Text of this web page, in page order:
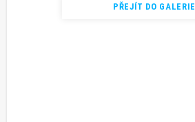
PŘEJÍT DO GALERIE